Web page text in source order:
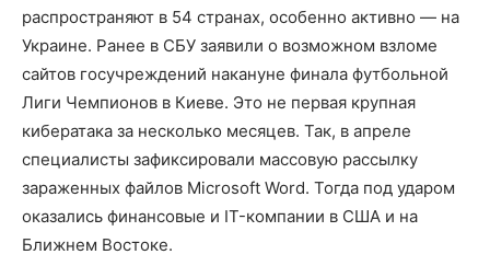
распространяют в 54 странах, особенно активно — на
Украине. Ранее в СБУ заявили о возможном взломе
сайтов госучреждений накануне финала футбольной
Лиги Чемпионов в Киеве. Это не первая крупная
кибератака за несколько месяцев. Так, в апреле
специалисты зафиксировали массовую рассылку
зараженных файлов Microsoft Word. Тогда под ударом
оказались финансовые и IT-компании в США и на
Ближнем Востоке.